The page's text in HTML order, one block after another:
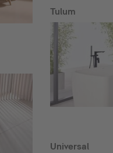
Tulum
Universal